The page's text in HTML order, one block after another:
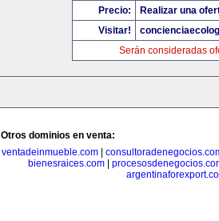
Precio:
Realizar una
Visitar!
Serán consideradas
Otros dominios en venta:
ventadeinmueble.com|
bienesraices.com